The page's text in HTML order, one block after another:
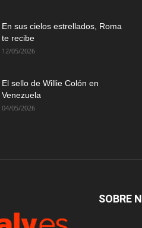
En sus cielos estrellados, Roma
te recibe
12/05/2026
El sello de Willie Colón en
Venezuela
04/05/2026
SOBRE